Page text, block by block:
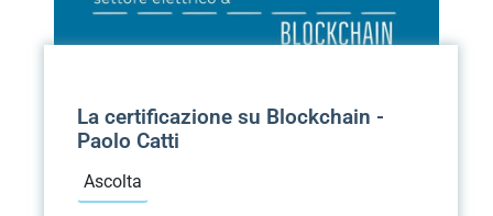
La certificazione su Blockchain -
Paolo Catti
Ascolta